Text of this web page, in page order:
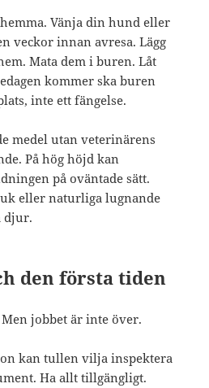
Vänja din hund eller
veckor innan avresa. Lägg
Mata dem i buren. Låt
kommer ska buren
inte ett fängelse.
medel utan veterinärens
På hög höjd kan
på oväntade sätt.
eller naturliga lugnande
djur.
den första tiden
jobbet är inte över.
kan tullen vilja inspektera
Ha allt tillgängligt.